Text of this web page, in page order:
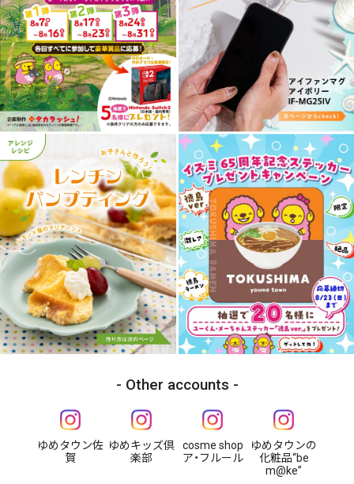
Other accounts
ゆめタウン佐
賀
ゆめキッズ倶
楽部
cosme shop
ア・フルール
ゆめタウンの
化粧品“be
m@ke”